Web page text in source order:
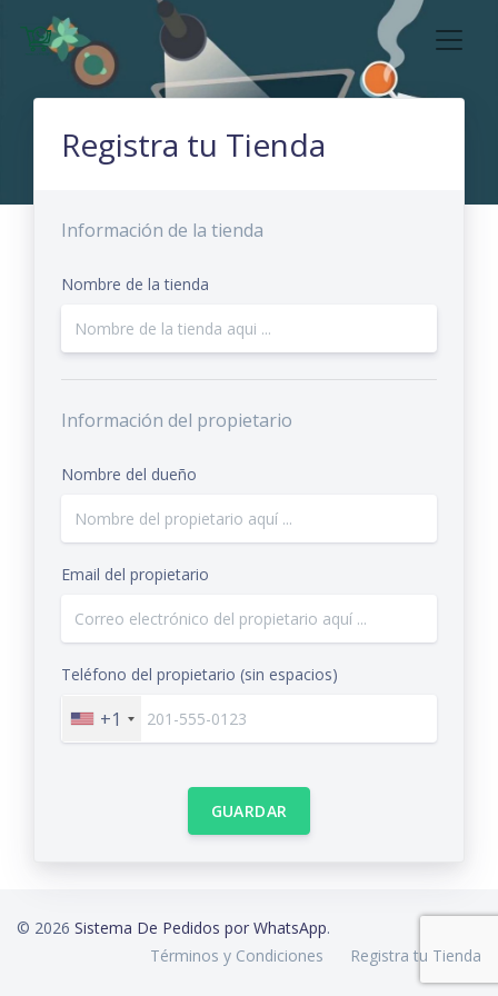
Registra tu Tienda
Información de la tienda
Nombre de la tienda
Información del propietario
Nombre del dueño
Email del propietario
Teléfono del propietario (sin espacios)
+1
GUARDAR
© 2026 Sistema De Pedidos por WhatsApp.
Términos y Condiciones
Registra tu Tienda